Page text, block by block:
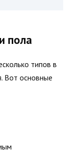
пола
типов в
Вот основные